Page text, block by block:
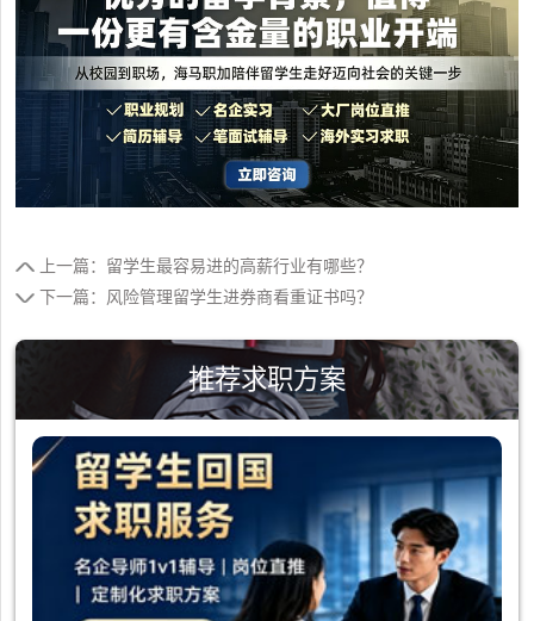
上一篇：留学生最容易进的高薪行业有哪些？
下一篇：风险管理留学生进券商看重证书吗？
推荐求职方案